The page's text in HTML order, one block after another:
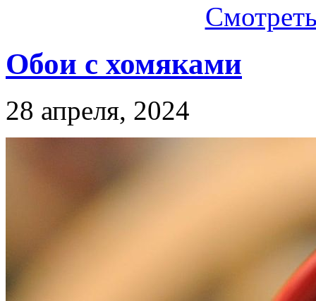
Обои с хомяками
28 апреля, 2024